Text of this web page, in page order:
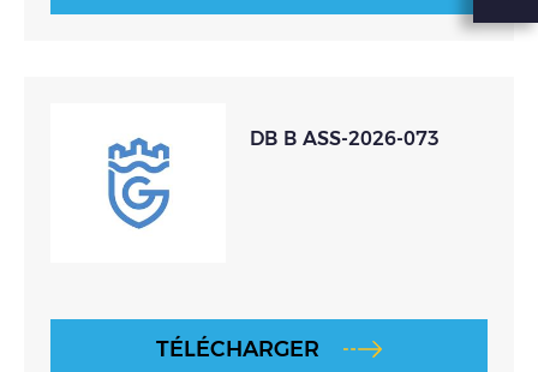
DB B ASS-2026-073
TÉLÉCHARGER